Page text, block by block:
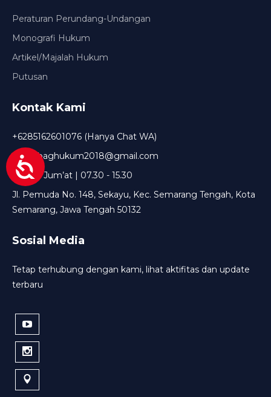
Peraturan Perundang-Undangan
Monografi Hukum
Artikel/Majalah Hukum
Putusan
Kontak Kami
+6285162601076 (Hanya Chat WA)
setda.baghukum2018@gmail.com
Senin - Jum’at | 07.30 - 15.30
Jl. Pemuda No. 148, Sekayu, Kec. Semarang Tengah, Kota
Semarang, Jawa Tengah 50132
Sosial Media
Tetap terhubung dengan kami, lihat aktifitas dan update
terbaru